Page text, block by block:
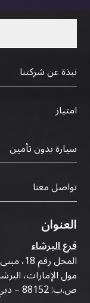
نبذة عن شركتنا
امتياز
سيارة بدون تأمين
تواصل معنا
العنوان
فرع البرشاء
المحل
مول الإمارات، البرشاء 1،
ص.ب: 88152 – دبي – الإمارات العربية المتحدة